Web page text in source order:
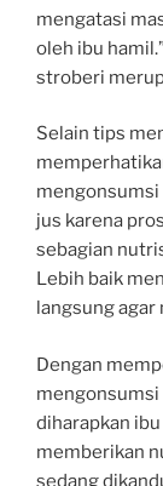
mengatasi
oleh ibu
stroberi
Selain tips
mengonsumsi
jus karena
sebagian
Lebih baik
langsung
Dengan
mengonsumsi
diharapkan
memberikan
sedang